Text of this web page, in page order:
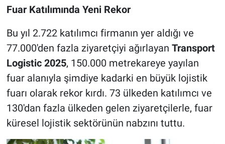
Fuar Katılımında Yeni Rekor
Bu yıl 2.722 katılımcı firmanın yer aldığı ve
77.000'den fazla ziyaretçiyi ağırlayan Transport
Logistic 2025, 150.000 metrekareye yayılan
fuar alanıyla şimdiye kadarki en büyük lojistik
fuarı olarak rekor kırdı. 73 ülkeden katılımcı ve
130'dan fazla ülkeden gelen ziyaretçilerle, fuar
küresel lojistik sektörünün nabzını tuttu.